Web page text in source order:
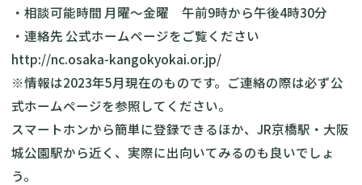
・相談可能時間 月曜～金曜 午前9時から午後4時30分
・連絡先 公式ホームページをご覧ください
http://nc.osaka-kangokyokai.or.jp/
※情報は2023年5月現在のものです。ご連絡の際は必ず公
式ホームページを参照してください。
スマートホンから簡単に登録できるほか、JR京橋駅・大阪
城公園駅から近く、実際に出向いてみるのも良いでしょ
う。